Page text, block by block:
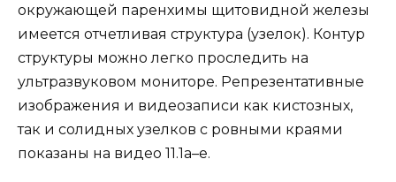
окружающей паренхимы щитовидной железы
имеется отчетливая структура (узелок). Контур
структуры можно легко проследить на
ультразвуковом мониторе. Репрезентативные
изображения и видеозаписи как кистозных,
так и солидных узелков с ровными краями
показаны на видео 11.1a–e.